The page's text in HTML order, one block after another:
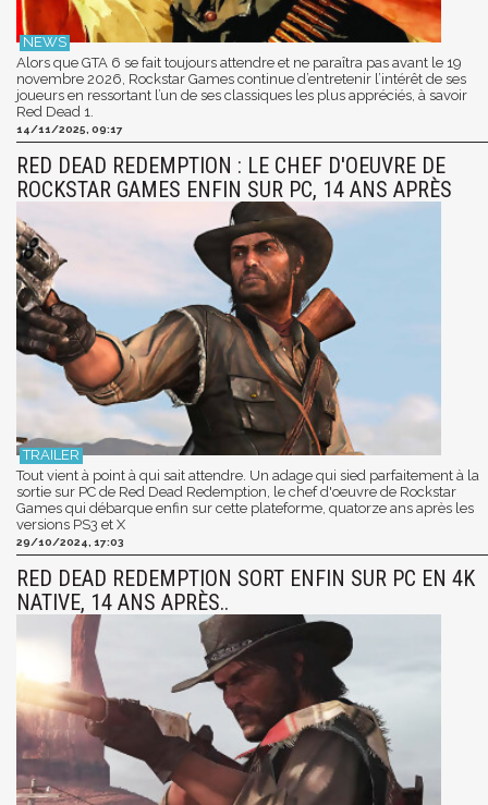
Alors que GTA 6 se fait toujours attendre et ne paraîtra pas avant le 19
novembre 2026, Rockstar Games continue d’entretenir l’intérêt de ses
joueurs en ressortant l’un de ses classiques les plus appréciés, à savoir
Red Dead 1.
14/11/2025, 09:17
RED DEAD REDEMPTION : LE CHEF D'OEUVRE DE
ROCKSTAR GAMES ENFIN SUR PC, 14 ANS APRÈS
Tout vient à point à qui sait attendre. Un adage qui sied parfaitement à la
sortie sur PC de Red Dead Redemption, le chef d'oeuvre de Rockstar
Games qui débarque enfin sur cette plateforme, quatorze ans après les
versions PS3 et X
29/10/2024, 17:03
RED DEAD REDEMPTION SORT ENFIN SUR PC EN 4K
NATIVE, 14 ANS APRÈS..